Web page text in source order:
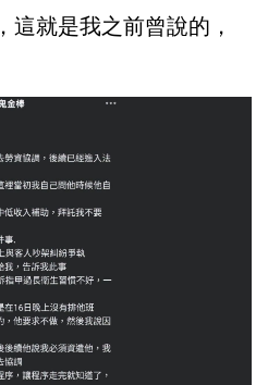
這就是我之前曾說的，